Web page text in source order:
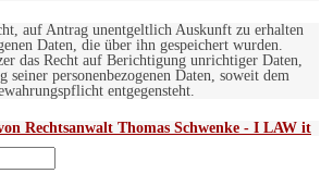
auf Antrag unentgeltlich Auskunft zu erhalten
Daten, die über ihn gespeichert wurden.
das Recht auf Berichtigung unrichtiger Daten,
seiner personenbezogenen Daten, soweit dem
entgegensteht.
Rechtsanwalt Thomas Schwenke - I LAW it